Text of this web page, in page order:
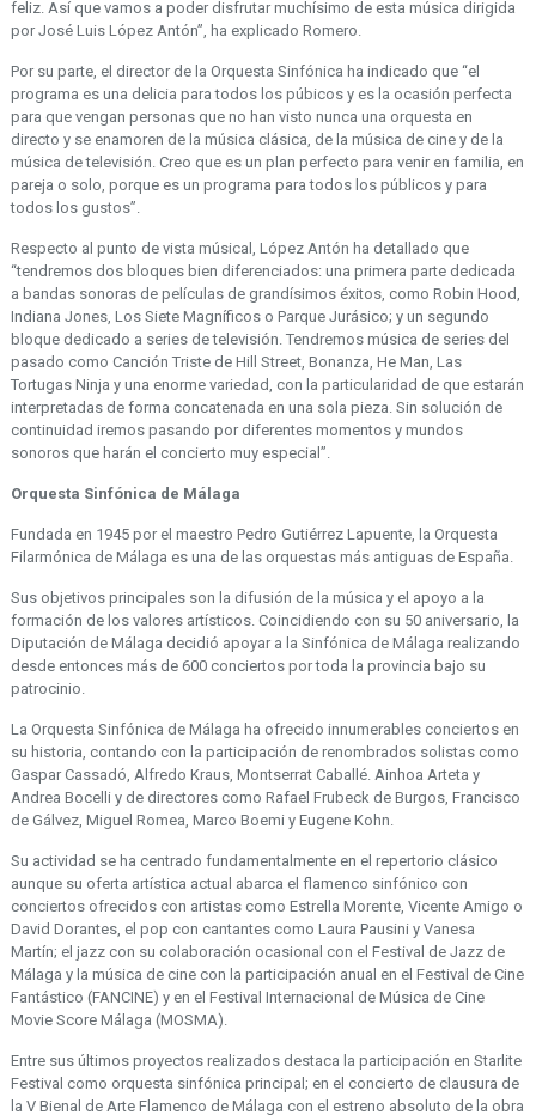
feliz. Así que vamos a poder disfrutar muchísimo de esta música dirigida
por José Luis López Antón”, ha explicado Romero.
Por su parte, el director de la Orquesta Sinfónica ha indicado que “el
programa es una delicia para todos los púbicos y es la ocasión perfecta
para que vengan personas que no han visto nunca una orquesta en
directo y se enamoren de la música clásica, de la música de cine y de la
música de televisión. Creo que es un plan perfecto para venir en familia, en
pareja o solo, porque es un programa para todos los públicos y para
todos los gustos”.
Respecto al punto de vista músical, López Antón ha detallado que
“tendremos dos bloques bien diferenciados: una primera parte dedicada
a bandas sonoras de películas de grandísimos éxitos, como Robin Hood,
Indiana Jones, Los Siete Magníficos o Parque Jurásico; y un segundo
bloque dedicado a series de televisión. Tendremos música de series del
pasado como Canción Triste de Hill Street, Bonanza, He Man, Las
Tortugas Ninja y una enorme variedad, con la particularidad de que estarán
interpretadas de forma concatenada en una sola pieza. Sin solución de
continuidad iremos pasando por diferentes momentos y mundos
sonoros que harán el concierto muy especial”.
Orquesta Sinfónica de Málaga
Fundada en 1945 por el maestro Pedro Gutiérrez Lapuente, la Orquesta
Filarmónica de Málaga es una de las orquestas más antiguas de España.
Sus objetivos principales son la difusión de la música y el apoyo a la
formación de los valores artísticos. Coincidiendo con su 50 aniversario, la
Diputación de Málaga decidió apoyar a la Sinfónica de Málaga realizando
desde entonces más de 600 conciertos por toda la provincia bajo su
patrocinio.
La Orquesta Sinfónica de Málaga ha ofrecido innumerables conciertos en
su historia, contando con la participación de renombrados solistas como
Gaspar Cassadó, Alfredo Kraus, Montserrat Caballé. Ainhoa Arteta y
Andrea Bocelli y de directores como Rafael Frubeck de Burgos, Francisco
de Gálvez, Miguel Romea, Marco Boemi y Eugene Kohn.
Su actividad se ha centrado fundamentalmente en el repertorio clásico
aunque su oferta artística actual abarca el flamenco sinfónico con
conciertos ofrecidos con artistas como Estrella Morente, Vicente Amigo o
David Dorantes, el pop con cantantes como Laura Pausini y Vanesa
Martín; el jazz con su colaboración ocasional con el Festival de Jazz de
Málaga y la música de cine con la participación anual en el Festival de Cine
Fantástico (FANCINE) y en el Festival Internacional de Música de Cine
Movie Score Málaga (MOSMA).
Entre sus últimos proyectos realizados destaca la participación en Starlite
Festival como orquesta sinfónica principal; en el concierto de clausura de
la V Bienal de Arte Flamenco de Málaga con el estreno absoluto de la obra